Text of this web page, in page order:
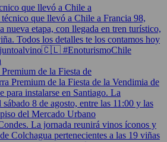
que llevó a Chile a
de la Fiesta de